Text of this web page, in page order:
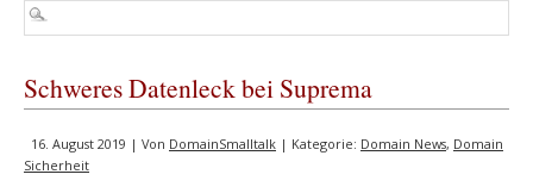
Schweres Datenleck bei Suprema
16. August 2019 | Von DomainSmalltalk | Kategorie: Domain News, Domain
Sicherheit